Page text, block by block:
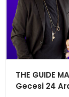
THE GUIDE
Gecesi 24